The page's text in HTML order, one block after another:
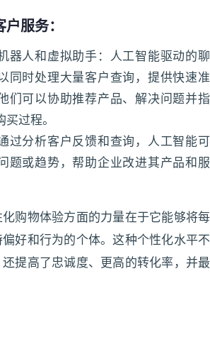
服务：
器人和虚拟助手：人工智能驱动的聊
同时处理大量客户查询，提供快速准
们可以协助推荐产品、解决问题并指
过程。
过分析客户反馈和查询，人工智能可
题或趋势，帮助企业改进其产品和服
购物体验方面的力量在于它能够将每
好和行为的个体。这种个性化水平不
提高了忠诚度、更高的转化率，并最